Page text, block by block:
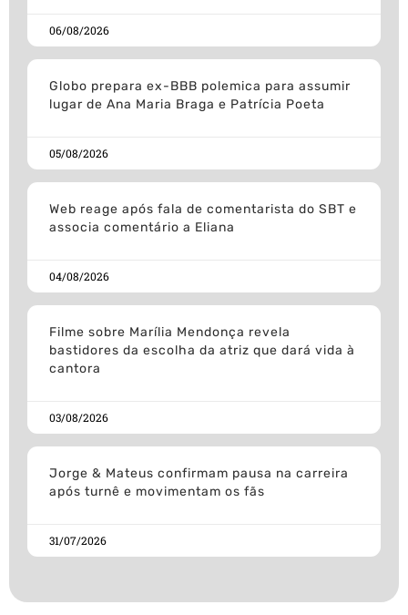
06/08/2026
Globo prepara ex-BBB polemica para assumir
lugar de Ana Maria Braga e Patrícia Poeta
05/08/2026
Web reage após fala de comentarista do SBT e
associa comentário a Eliana
04/08/2026
Filme sobre Marília Mendonça revela
bastidores da escolha da atriz que dará vida à
cantora
03/08/2026
Jorge & Mateus confirmam pausa na carreira
após turnê e movimentam os fãs
31/07/2026